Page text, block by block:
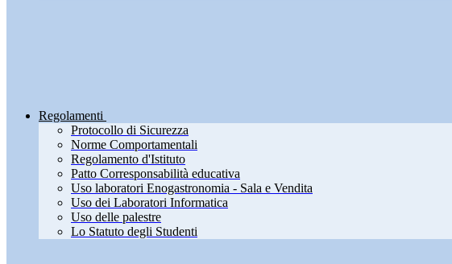
Regolamenti
Protocollo di Sicurezza
Norme Comportamentali
Regolamento d'Istituto
Patto Corresponsabilità educativa
Uso laboratori Enogastronomia - Sala e Vendita
Uso dei Laboratori Informatica
Uso delle palestre
Lo Statuto degli Studenti